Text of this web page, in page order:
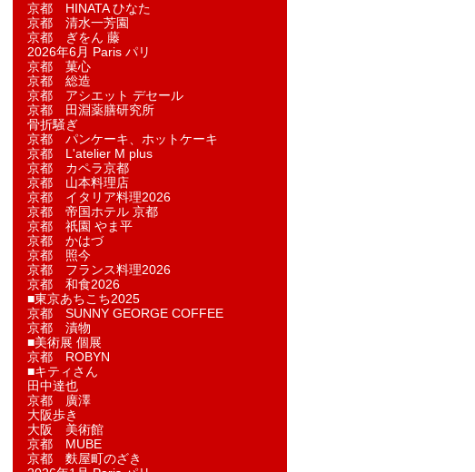
京都 HINATA ひなた
京都 清水一芳園
京都 ぎをん 藤
2026年6月 Paris パリ
京都 菓​心
京都 総造
京都 アシエット デセール
京都 田淵薬膳研究所
骨折騒ぎ
京都 パンケーキ、ホットケーキ
京都 L'atelier M plus
京都 カペラ京都
京都 山本料理店
京都 イタリア料理2026
京都 帝国ホテル 京都
京都 祇園 やま平
京都 かはづ
京都 照今
京都 フランス料理2026
京都 和食2026
■東京あちこち2025
京都 SUNNY GEORGE COFFEE
京都 漬物
■美術展 個展
京都 ROBYN
■キティさん
田中達也
京都 廣澤
大阪歩き
大阪 美術館
京都 MUBE
京都 麩屋町のざき